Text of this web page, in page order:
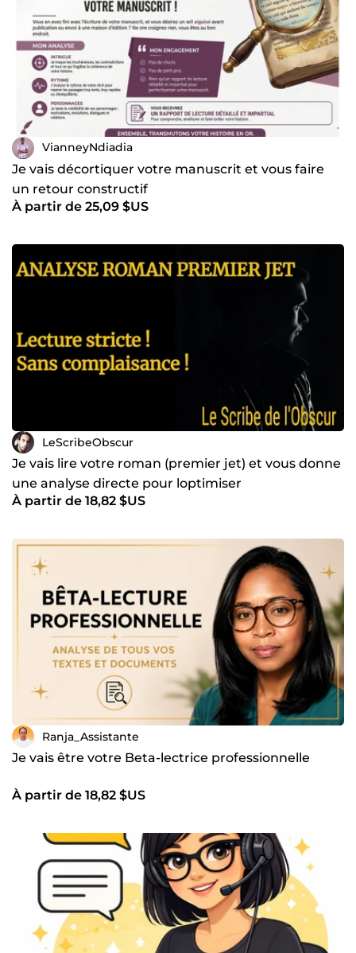
VianneyNdiadia
Je vais décortiquer votre manuscrit et vous faire
un retour constructif
À partir de 25,09 $US
LeScribeObscur
Je vais lire votre roman (premier jet) et vous donne
une analyse directe pour loptimiser
À partir de 18,82 $US
Ranja_Assistante
Je vais être votre Beta-lectrice professionnelle
À partir de 18,82 $US